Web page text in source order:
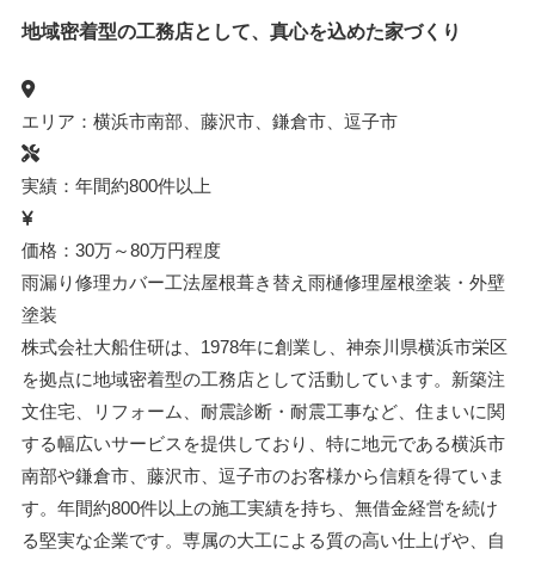
地域密着型の工務店として、真心を込めた家づくり
エリア：横浜市南部、藤沢市、鎌倉市、逗子市
実績：年間約800件以上
価格：30万～80万円程度
雨漏り修理カバー工法屋根葺き替え 雨樋修理屋根塗装・外壁
塗装
株式会社大船住研は、1978年に創業し、神奈川県横浜市栄区
を拠点に地域密着型の工務店として活動しています。新築注
文住宅、リフォーム、耐震診断・耐震工事など、住まいに関
する幅広いサービスを提供しており、特に地元である横浜市
南部や鎌倉市、藤沢市、逗子市のお客様から信頼を得ていま
す。年間約800件以上の施工実績を持ち、無借金経営を続け
る堅実な企業です。専属の大工による質の高い仕上げや、自